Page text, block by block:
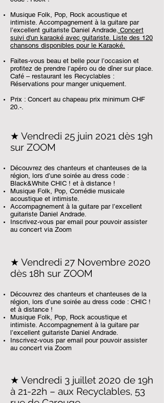
Musique Folk, Pop, Rock acoustique et
intimiste. Accompagnement à la guitare par
l’excellent guitariste Daniel Andrade. Concert
suivi d'un karaoké avec guitariste. Liste des 120
chansons disponibles pour le Karaoké.
Faites-vous beau et belle pour l’occasion et
profitez de prendre l’apéro ou de dîner sur place.
Café – restaurant les Recyclables :
Réservations pour manger uniquement.
Prix : Concert au chapeau prix minimum CHF
20.-.
★ Vendredi 25 juin 2021 dès 19h
sur ZOOM
Découvrez des chanteurs et chanteuses de la
région, lors d’une soirée au dress code :
Black&White CHIC ! et à distance !
Musique Folk, Pop, Comédie musicale
acoustique et intimiste.
Accompagnement à la guitare par l’excellent
guitariste Daniel Andrade.
Inscrivez-vous par email pour pouvoir assister
au concert via Zoom
★ Vendredi 27 Novembre 2020
dès 18h sur ZOOM
Découvrez des chanteurs et chanteuses de la
région, lors d’une soirée au dress code : CHIC !
et à distance !
Musique Folk, Pop, Rock acoustique et
intimiste. Accompagnement à la guitare par
l’excellent guitariste Daniel Andrade.
Inscrivez-vous par email pour pouvoir assister
au concert via Zoom
★ Vendredi 3 juillet 2020 de 19h
à 21-22h – aux Recyclables, 53